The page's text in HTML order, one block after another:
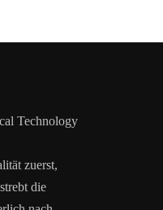
Technology
zuerst,
die